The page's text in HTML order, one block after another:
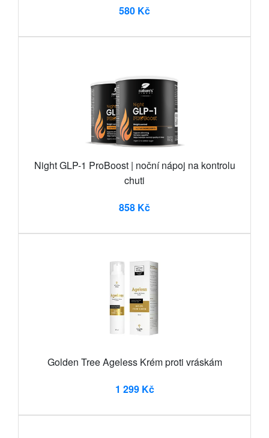
580 Kč
Night GLP-1 ProBoost | noční nápoj na kontrolu
chuti
858 Kč
Golden Tree Ageless Krém proti vráskám
1 299 Kč